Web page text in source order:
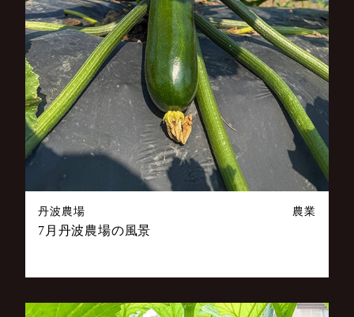
丹波農場 農業
7月丹波農場の風景